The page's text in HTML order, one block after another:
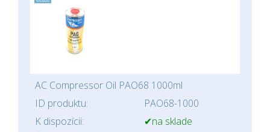
AC Compressor Oil PAO68 1000ml
ID produktu:
PAO68-1000
K dispozícii:
✔na sklade